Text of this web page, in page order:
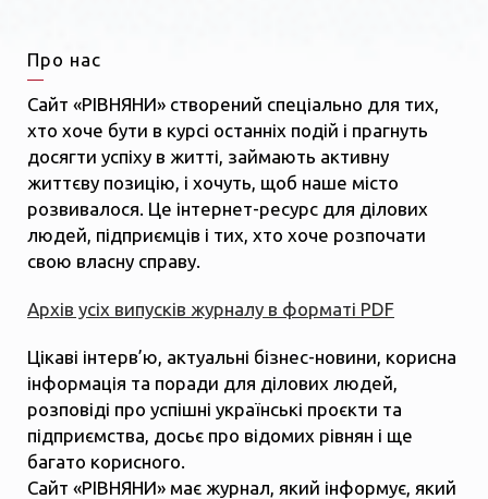
Про нас
Сайт «РІВНЯНИ» створений спеціально для тих,
хто хоче бути в курсі останніх подій і прагнуть
досягти успіху в житті, займають активну
життєву позицію, і хочуть, щоб наше місто
розвивалося. Це інтернет-ресурс для ділових
людей, підприємців і тих, хто хоче розпочати
свою власну справу.
Архів усіх випусків журналу в форматі PDF
Цікаві інтерв’ю, актуальні бізнес-новини, корисна
інформація та поради для ділових людей,
розповіді про успішні українські проєкти та
підприємства, досьє про відомих рівнян і ще
багато корисного.
Сайт «РІВНЯНИ» має журнал, який інформує, який